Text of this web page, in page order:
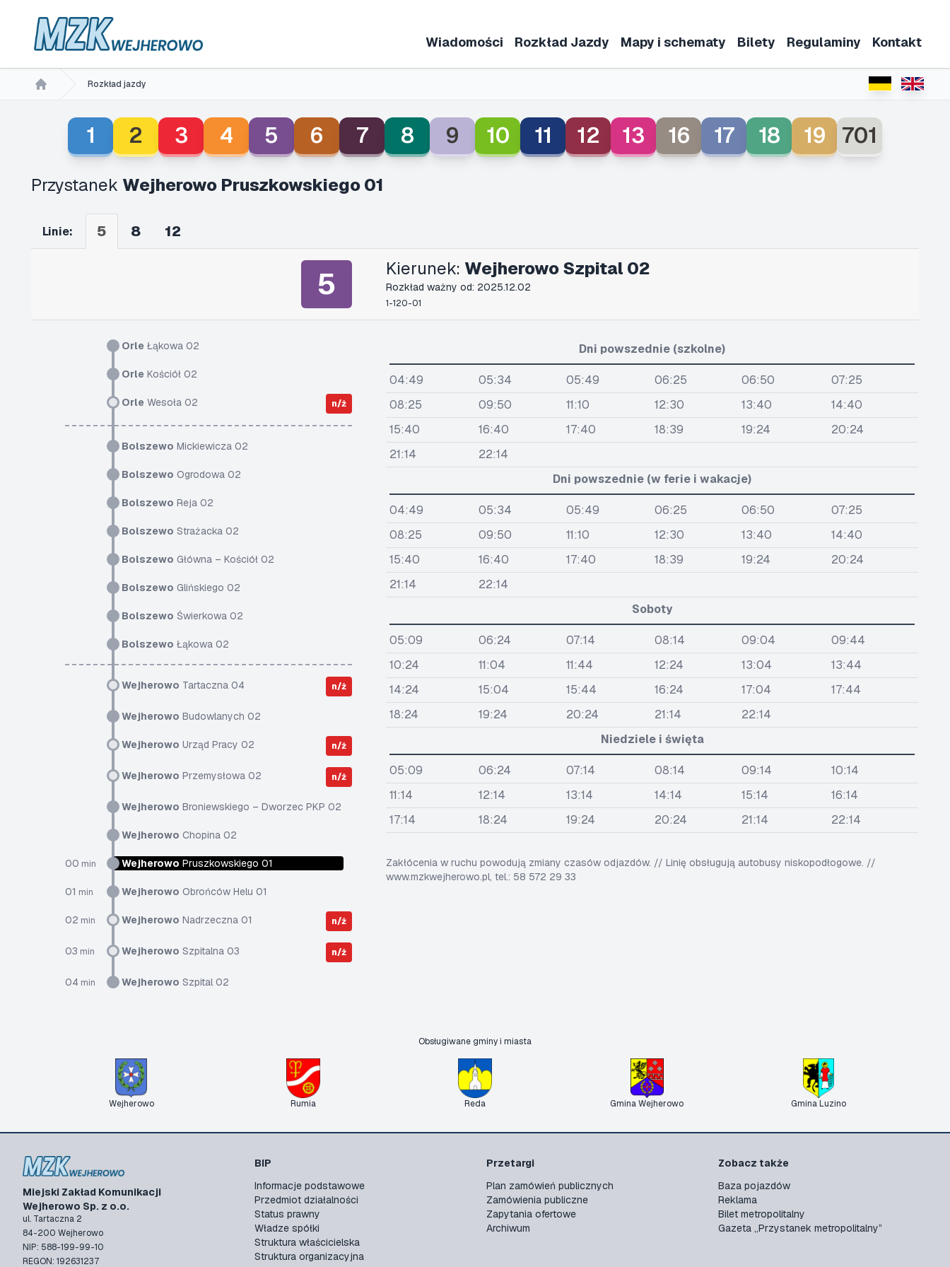
Wiadomości Rozkład Jazdy Mapy i schematy Bilety Regulaminy Kontakt
Rozkład jazdy
1 2 3 4 5 6 7 8 9 10 11 12 13 16 17 18 19 701
Przystanek Wejherowo Pruszkowskiego 01
Linie: 5 8 12
5 Kierunek: Wejherowo Szpital 02
Rozkład ważny od: 2025.12.02
1-120-01
Orle Łąkowa 02
Orle Kościół 02
Orle Wesoła 02 n/ż
Bolszewo Mickiewicza 02
Bolszewo Ogrodowa 02
Bolszewo Reja 02
Bolszewo Strażacka 02
Bolszewo Główna – Kościół 02
Bolszewo Glińskiego 02
Bolszewo Świerkowa 02
Bolszewo Łąkowa 02
Wejherowo Tartaczna 04 n/ż
Wejherowo Budowlanych 02
Wejherowo Urząd Pracy 02 n/ż
Wejherowo Przemysłowa 02 n/ż
Wejherowo Broniewskiego – Dworzec PKP 02
Wejherowo Chopina 02
00 min Wejherowo Pruszkowskiego 01
01 min Wejherowo Obrońców Helu 01
02 min Wejherowo Nadrzeczna 01 n/ż
03 min Wejherowo Szpitalna 03 n/ż
04 min Wejherowo Szpital 02
Dni powszednie (szkolne)
04:49 05:34 05:49 06:25 06:50
07:25
08:25
09:50 11:10 12:30 13:40
14:40
15:40
16:40 17:40 18:39 19:24
20:24
21:14
22:14
Dni powszednie (w ferie i wakacje)
04:49 05:34 05:49 06:25 06:50
07:25
08:25
09:50 11:10 12:30 13:40
14:40
15:40
16:40 17:40 18:39 19:24
20:24
21:14
22:14
Soboty
05:09 06:24 07:14 08:14 09:04
09:44
10:24
11:04 11:44 12:24 13:04
13:44
14:24
15:04 15:44 16:24 17:04
17:44
18:24
19:24 20:24 21:14
22:14
Niedziele i święta
05:09 06:24 07:14 08:14 09:14
10:14
11:14
12:14 13:14 14:14 15:14
16:14
17:14
18:24 19:24 20:24 21:14 22:14
Zakłócenia w ruchu powodują zmiany czasów odjazdów. // Linię obsługują autobusy niskopodłogowe. //
www.mzkwejherowo.pl, tel.: 58 572 29 33
Obsługiwane gminy i miasta
Wejherowo Rumia Reda Gmina Wejherowo Gmina Luzino
Miejski Zakład Komunikacji
Wejherowo Sp. z o.o.
ul. Tartaczna 2
84-200 Wejherowo
NIP: 588-199-99-10
REGON: 192631237
BIP
Informacje podstawowe
Przedmiot działalności
Status prawny
Władze spółki
Struktura właścicielska
Struktura organizacyjna
Przetargi
Plan zamówień publicznych
Zamówienia publiczne
Zapytania ofertowe
Archiwum
Zobacz także
Baza pojazdów
Reklama
Bilet metropolitalny
Gazeta „Przystanek metropolitalny”